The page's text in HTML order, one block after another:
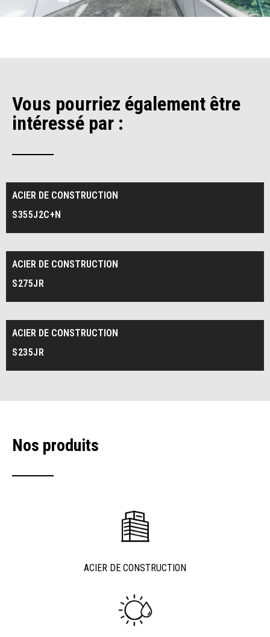
Vous pourriez également être
intéressé par :
ACIER DE CONSTRUCTION
S355J2C+N
ACIER DE CONSTRUCTION
S275JR
ACIER DE CONSTRUCTION
S235JR
Nos produits
ACIER DE CONSTRUCTION